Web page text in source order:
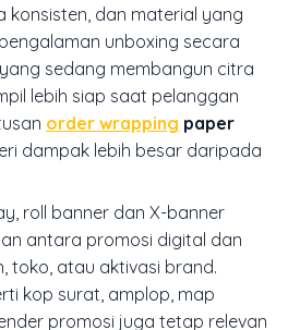
konsisten, dan material yang
unboxing secara
sedang membangun citra
lebih siap saat pelanggan
order wrapping paper
dampak lebih besar daripada
roll banner dan X-banner
antara promosi digital dan
toko, atau aktivasi brand.
kop surat, amplop, map
promosi juga tetap relevan